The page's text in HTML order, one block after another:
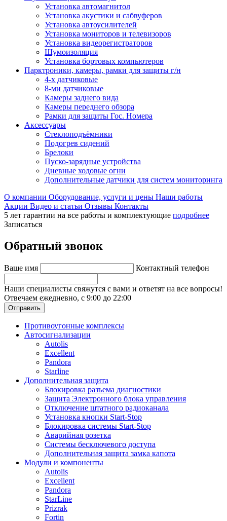
Установка автомагнитол
Установка акустики и сабвуферов
Установка автоусилителей
Установка мониторов и телевизоров
Установка видеорегистраторов
Шумоизоляция
Установка бортовых компьютеров
Парктроники, камеры, рамки для защиты г/н
4-х датчиковые
8-ми датчиковые
Камеры заднего вида
Камеры переднего обзора
Рамки для защиты Гос. Номера
Аксессуары
Стеклоподъёмники
Подогрев сидений
Брелоки
Пуско-зарядные устройства
Дневные ходовые огни
Дополнительные датчики для систем мониторинга
О компании Оборудование, услуги и цены Наши работы
Акции Видео и статьи Отзывы Контакты
5 лет гарантии на все работы и комплектующие подробнее
Записаться
Обратный звонок
Ваше имя Контактный телефон
Наши специалисты свяжутся с вами и ответят на все вопросы!
Отвечаем ежедневно, с 9:00 до 22:00
Отправить
Противоугонные комплексы
Автосигнализации
Autolis
Excellent
Pandora
Starline
Дополнительная защита
Блокировка разъема диагностики
Защита Электронного блока управления
Отключение штатного радиоканала
Установка кнопки Start-Stop
Блокировка системы Start-Stop
Аварийная розетка
Системы бесключевого доступа
Дополнительная защита замка капота
Модули и компоненты
Autolis
Excellent
Pandora
StarLine
Prizrak
Fortin